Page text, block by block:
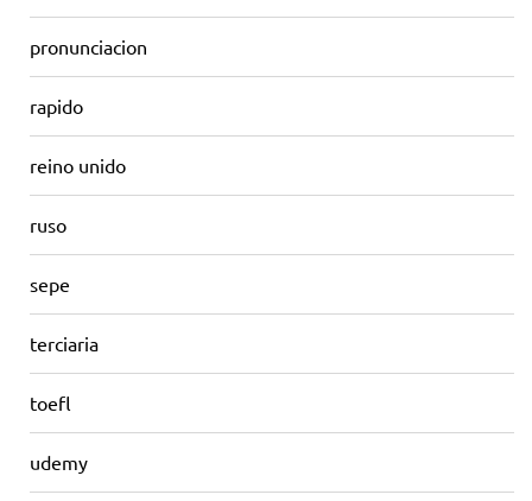
pronunciacion
rapido
reino unido
ruso
sepe
terciaria
toefl
udemy